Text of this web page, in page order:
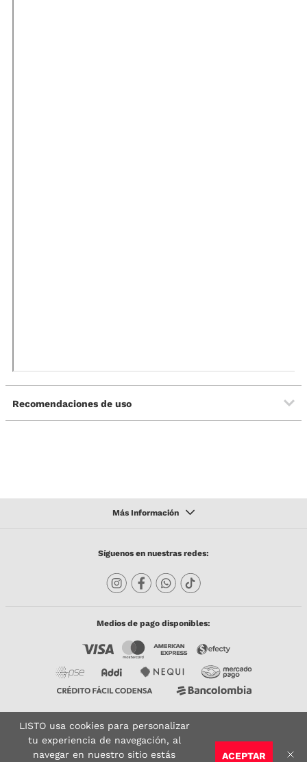
Recomendaciones de uso
Síguenos en nuestras redes:
Medios de pago disponibles:
Copyright © 2023 TODACO S.A.S. Listo Mundo Cerámico. All Rights Reserved. Powered
by
Sitio seguro: Vigilado por: Certificado:
ACEPTAR
LISTO usa cookies para personalizar
tu experiencia de navegación, al
navegar en nuestro sitio estás